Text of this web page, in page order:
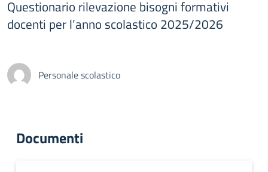
Questionario rilevazione bisogni formativi
docenti per l’anno scolastico 2025/2026
Personale scolastico
Documenti